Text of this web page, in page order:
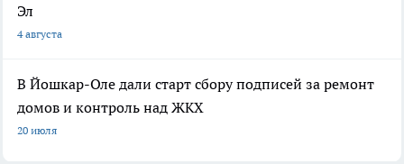
Эл
4 августа
В Йошкар-Оле дали старт сбору подписей за ремонт
домов и контроль над ЖКХ
20 июля